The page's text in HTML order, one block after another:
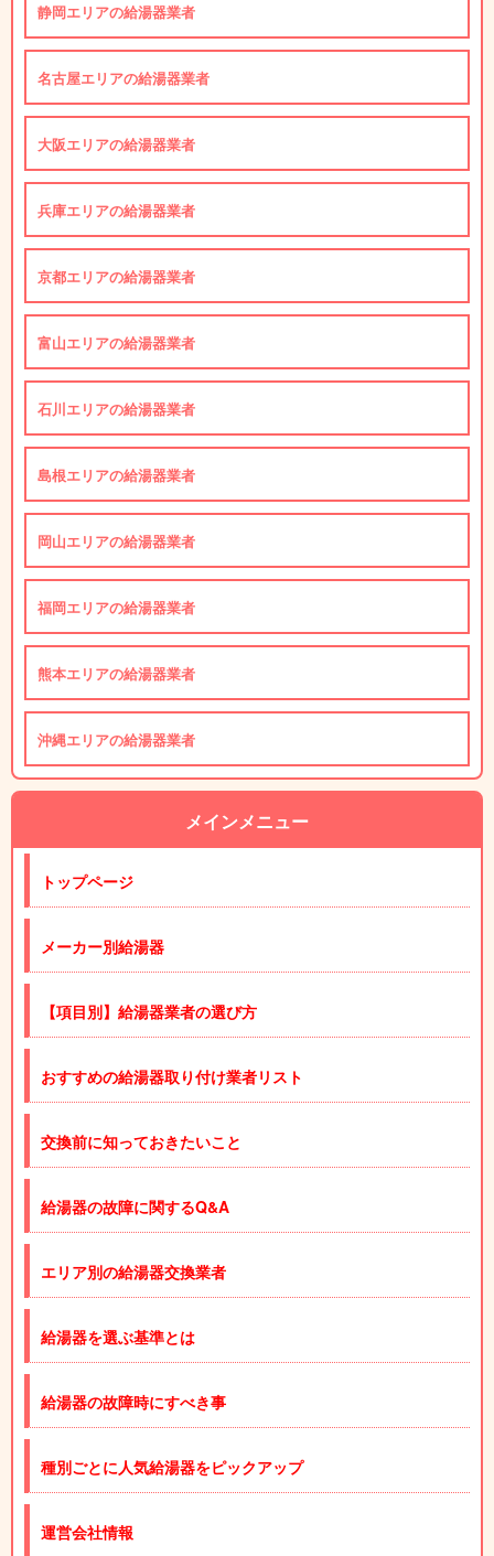
静岡エリアの給湯器業者
名古屋エリアの給湯器業者
大阪エリアの給湯器業者
兵庫エリアの給湯器業者
京都エリアの給湯器業者
富山エリアの給湯器業者
石川エリアの給湯器業者
島根エリアの給湯器業者
岡山エリアの給湯器業者
福岡エリアの給湯器業者
熊本エリアの給湯器業者
沖縄エリアの給湯器業者
メインメニュー
トップページ
メーカー別給湯器
【項目別】給湯器業者の選び方
おすすめの給湯器取り付け業者リスト
交換前に知っておきたいこと
給湯器の故障に関するQ&A
エリア別の給湯器交換業者
給湯器を選ぶ基準とは
給湯器の故障時にすべき事
種別ごとに人気給湯器をピックアップ
運営会社情報